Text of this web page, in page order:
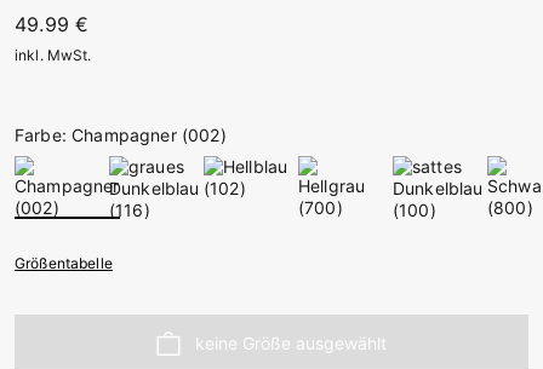
49.99 €
inkl. MwSt.
Farbe: Champagner (002)
Größentabelle